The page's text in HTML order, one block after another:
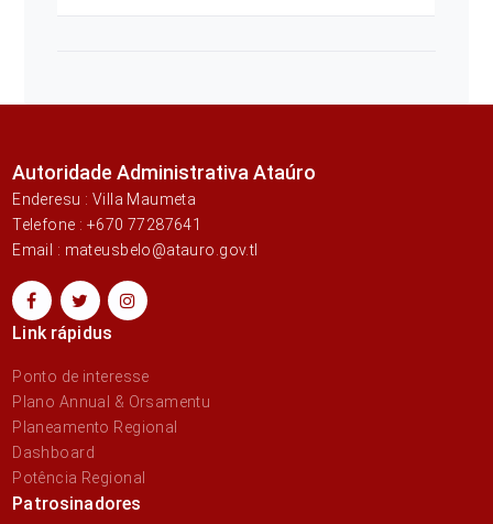
Autoridade Administrativa Ataúro
Enderesu : Villa Maumeta
Telefone : +670 77287641
Email : mateusbelo@atauro.gov.tl
Link rápidus
Ponto de interesse
Plano Annual & Orsamentu
Planeamento Regional
Dashboard
Potência Regional
Patrosinadores